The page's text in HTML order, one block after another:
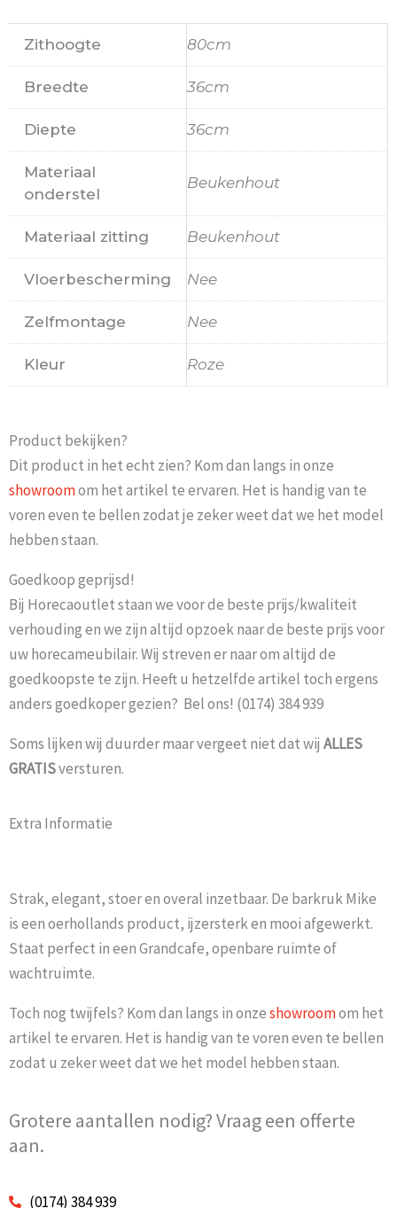
Zithoogte 80cm
Breedte 36cm
Diepte 36cm
Materiaal
onderstel
Beukenhout
Materiaal zitting Beukenhout
Vloerbescherming Nee
Zelfmontage Nee
Kleur Roze
Product bekijken?
Dit product in het echt zien? Kom dan langs in onze
showroomom het artikel te ervaren. Het is handig van te
voren even te bellen zodat je zeker weet dat we het model
hebben staan.
Goedkoop geprijsd!
Bij Horecaoutlet staan we voor de beste prijs/kwaliteit
verhouding en we zijn altijd opzoek naar de beste prijs voor
uw horecameubilair. Wij streven er naar om altijd de
goedkoopste te zijn. Heeft u hetzelfde artikel toch ergens
anders goedkoper gezien? Bel ons! (0174) 384 939
Soms lijken wij duurder maar vergeet niet dat wij ALLES
GRATISversturen.
Extra Informatie
Strak, elegant, stoer en overal inzetbaar. De barkruk Mike
is een oerhollands product, ijzersterk en mooi afgewerkt.
Staat perfect in een Grandcafe, openbare ruimte of
wachtruimte.
Toch nog twijfels? Kom dan langs in onzeshowroomom het
artikel te ervaren. Het is handig van te voren even te bellen
zodat u zeker weet dat we het model hebben staan.
Grotere aantallen nodig? Vraag een offerte
aan.
(0174) 384 939